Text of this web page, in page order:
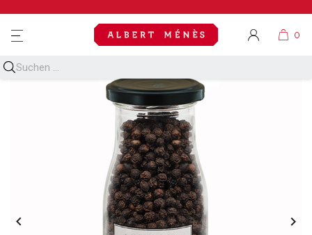
MENU
 